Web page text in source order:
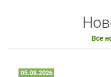
Все
05.08.2026